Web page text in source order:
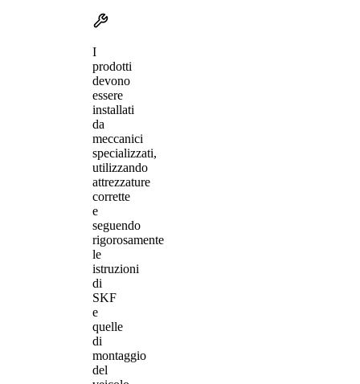
I
prodotti
devono
essere
installati
da
meccanici
specializzati,
utilizzando
attrezzature
corrette
e
seguendo
rigorosamente
le
istruzioni
di
SKF
e
quelle
di
montaggio
del